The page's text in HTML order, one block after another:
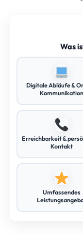
Was
Digitale Abläufe &
Kommunikation
Erreichbarkeit &
Kontakt
Umfassendes